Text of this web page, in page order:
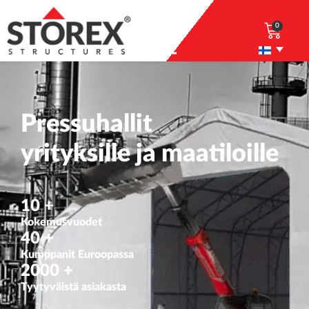
0
Pressuhallit
yrityksille ja maatiloille
Kokemusvuodet
10 +
Kumppanit Euroopassa
40 +
Tyytyväistä asiakasta
2000 +